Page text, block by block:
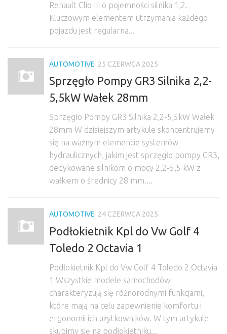
Renault Clio III o pojemności silnika 1,2.
Kluczowym elementem utrzymania każdego
pojazdu jest regularna...
AUTOMOTIVE 25 CZERWCA 2025
Sprzęgło Pompy GR3 Silnika 2,2-
5,5kW Wałek 28mm
Sprzęgło Pompy GR3 Silnika 2,2-5,5kW Wałek
28mm W dzisiejszym artykule skoncentrujemy
się na ważnym elemencie systemów
hydraulicznych, jakim jest sprzęgło pompy GR3,
dedykowane silnikom o mocy 2,2-5,5 kW z
wałkiem o średnicy 28 mm....
AUTOMOTIVE 24 CZERWCA 2025
Podłokietnik Kpl do Vw Golf 4
Toledo 2 Octavia 1
Podłokietnik Kpl do Vw Golf 4 Toledo 2 Octavia
1 Wszystkie modele samochodów
charakteryzują się różnorodnymi funkcjami,
które mają na celu zapewnienie komfortu i
ergonomii ich użytkowników. W tym artykule
skupimy się na podłokietniku...